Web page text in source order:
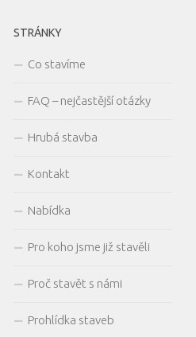
STRÁNKY
Co stavíme
FAQ – nejčastější otázky
Hrubá stavba
Kontakt
Nabídka
Pro koho jsme již stavěli
Proč stavět s námi
Prohlídka staveb